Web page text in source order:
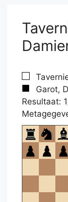
Garot,
Resultaat: